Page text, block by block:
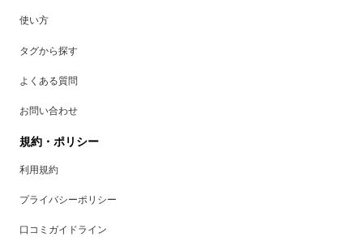
使い方
タグから探す
よくある質問
お問い合わせ
規約・ポリシー
利用規約
プライバシーポリシー
口コミガイドライン